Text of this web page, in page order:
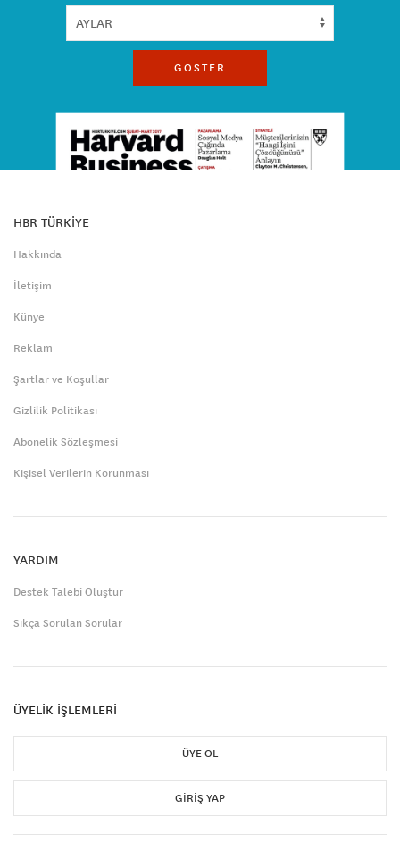
GÖSTER
HBR TÜRKİYE
Hakkında
İletişim
Künye
Reklam
Şartlar ve Koşullar
Gizlilik Politikası
Abonelik Sözleşmesi
Kişisel Verilerin Korunması
YARDIM
Destek Talebi Oluştur
Sıkça Sorulan Sorular
ÜYELİK İŞLEMLERİ
ÜYE OL
GIRIŞ YAP